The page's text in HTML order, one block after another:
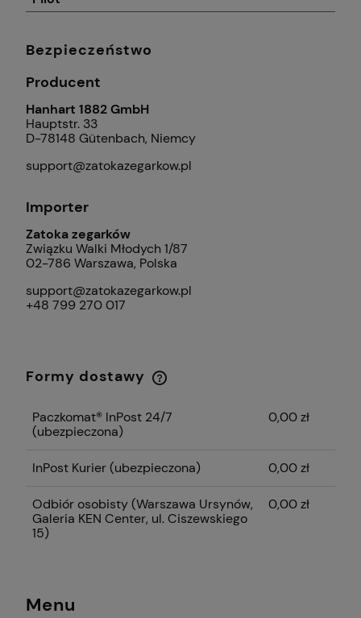
Bezpieczeństwo
Producent
Hanhart 1882 GmbH
Hauptstr. 33
D-78148 Gütenbach, Niemcy
support@zatokazegarkow.pl
Importer
Zatoka zegarków
Związku Walki Młodych 1/87
02-786 Warszawa, Polska
support@zatokazegarkow.pl
+48 799 270 017
Formy dostawy
Cena nie zawiera ewentualnych kosztów
Paczkomat® InPost 24/7
(ubezpieczona)
0,00 zł
InPost Kurier (ubezpieczona) 0,00 zł
Odbiór osobisty(Warszawa Ursynów,
Galeria KEN Center, ul. Ciszewskiego
15)
0,00 zł
Menu